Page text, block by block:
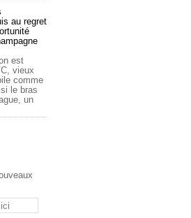
au regret
est
vieux
comme
le bras
un